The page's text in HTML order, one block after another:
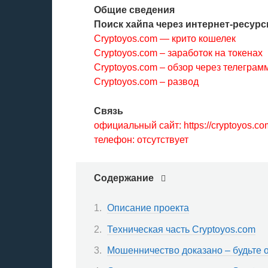
Общие сведения
Поиск хайпа через интернет-
Cryptoyos.com — крито кошелек
Cryptoyos.com – заработок на токенах
Cryptoyos.com – обзор через
Cryptoyos.com – развод
Связь
официальный сайт: https://
телефон: отсутствует
Содержание
Описание проекта
Техническая часть Cryptoyos.com
Мошенничество доказано – будьте